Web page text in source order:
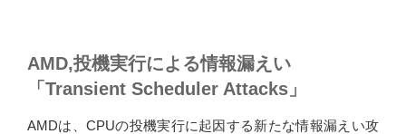
AMD,投機実行による情報漏えい
「Transient Scheduler Attacks」
AMDは、CPUの投機実行に起因する新たな情報漏えい攻